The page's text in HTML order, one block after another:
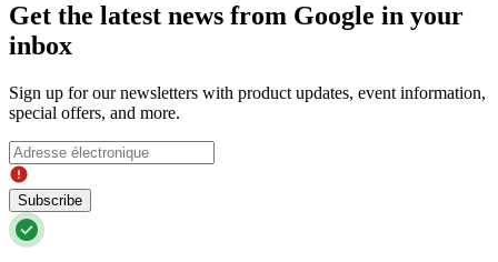
Get the latest news from Google in your
inbox
Sign up for our newsletters with product updates, event information,
special offers, and more.
Subscribe